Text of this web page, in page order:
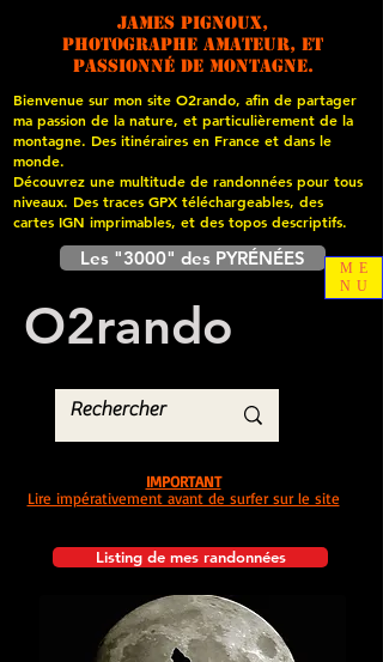
James PIGNOUX,
photographe amateur, et
passionné de montagne.
Bienvenue sur mon site O2rando, afin de partager
ma passion de la nature, et particulièrement de la
montagne. Des itinéraires en France et dans le
monde.
Découvrez une multitude de randonnées pour tous
niveaux. Des traces GPX téléchargeables, des
cartes IGN imprimables, et des topos descriptifs.
Les "3000" des PYRÉNÉES
O2rando
Listing de mes randonnées
IMPORTANT
Lire impérativement avant de surfer sur le site
ME
NU